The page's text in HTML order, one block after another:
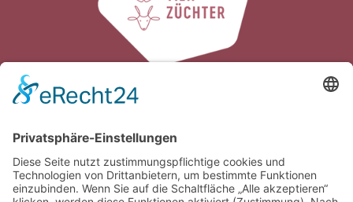
39100 Bozen / Südtirol
Tel.0039 0471 063980 ∎ Fax0039 0471
063981 ∎ info@vskonline.com